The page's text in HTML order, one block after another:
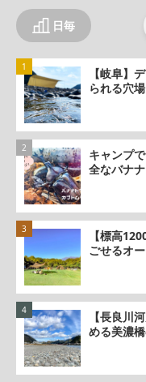
日毎
【岐阜】
られる穴
キャンプ
全なバナ
【標高
ごせるオ
【長良川
める美濃